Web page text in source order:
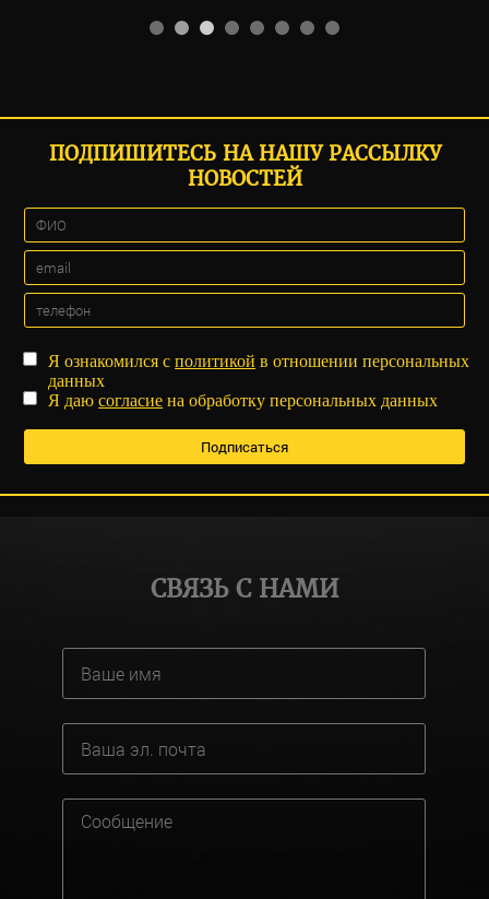
ПОДПИШИТЕСЬ НА НАШУ РАССЫЛКУ
НОВОСТЕЙ
Я ознакомился сполитикой в отношении персональных
данных
Я даюсогласие на обработку персональных данных
СВЯЗЬ С НАМИ